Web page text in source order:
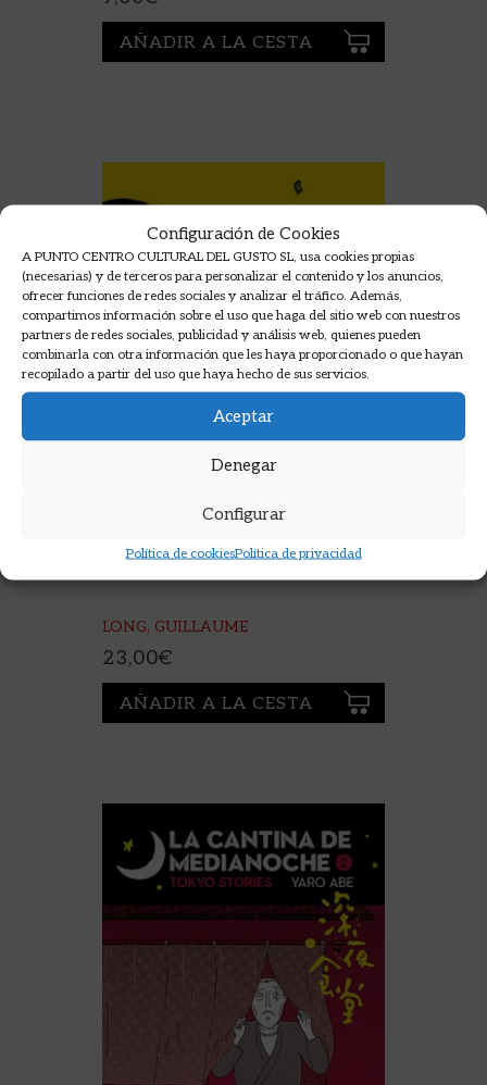
Configuración de Cookies
A PUNTO CENTRO CULTURAL DEL GUSTO SL, usa cookies propias
(necesarias) y de terceros para personalizar el contenido y los anuncios,
ofrecer funciones de redes sociales y analizar el tráfico. Además,
compartimos información sobre el uso que haga del sitio web con nuestros
partners de redes sociales, publicidad y análisis web, quienes pueden
combinarla con otra información que les haya proporcionado o que hayan
recopilado a partir del uso que haya hecho de sus servicios.
Aceptar
Denegar
Configurar
Política de cookiesPolítica de privacidad
AÑADIR A LA CESTA
LONG, GUILLAUME
23,00€
AÑADIR A LA CESTA